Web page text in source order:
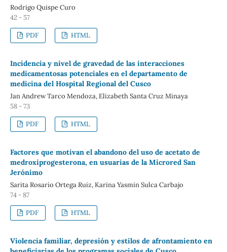
Rodrigo Quispe Curo
42 - 57
PDF HTML
Incidencia y nivel de gravedad de las interacciones
medicamentosas potenciales en el departamento de
medicina del Hospital Regional del Cusco
Jan Andrew Tarco Mendoza, Elizabeth Santa Cruz Minaya
58 - 73
PDF HTML
Factores que motivan el abandono del uso de acetato de
medroxiprogesterona, en usuarias de la Microred San
Jerónimo
Sarita Rosario Ortega Ruiz, Karina Yasmin Sulca Carbajo
74 - 87
PDF HTML
Violencia familiar, depresión y estilos de afrontamiento en